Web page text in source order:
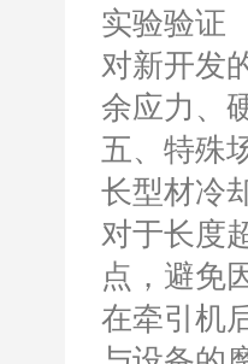
实验验证
对新开发
余应力、
五、特殊
长型材冷
对于长度
点，避免
在牵引机